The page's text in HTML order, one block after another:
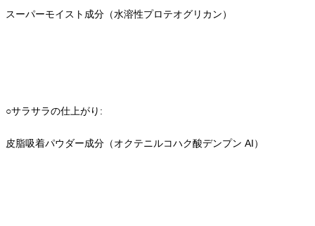
スーパーモイスト成分（水溶性プロテオグリカン）
○サラサラの仕上がり:
皮脂吸着パウダー成分（オクテニルコハク酸デンプン AI）